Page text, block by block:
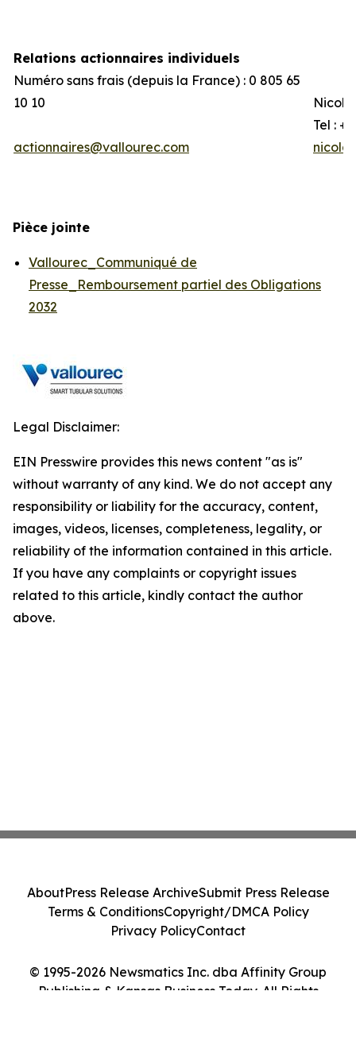
Relations actionnaires individuels
Numéro sans frais (depuis la France) : 0 805 65
10 10
actionnaires@vallourec.com
Tel :
Pièce jointe
Vallourec_Communiqué de
Presse_Remboursement partiel des Obligations
2032
Legal Disclaimer:
EIN Presswire provides this news content "as is"
without warranty of any kind. We do not accept any
responsibility or liability for the accuracy, content,
images, videos, licenses, completeness, legality, or
reliability of the information contained in this article.
If you have any complaints or copyright issues
related to this article, kindly contact the author
above.
© 1995-2026 Newsmatics Inc. dba Affinity Group
Publishing & Kansas Business Today. All Rights
AboutPress Release ArchiveSubmit Press Release
Terms & ConditionsCopyright/DMCA Policy
Privacy PolicyContact